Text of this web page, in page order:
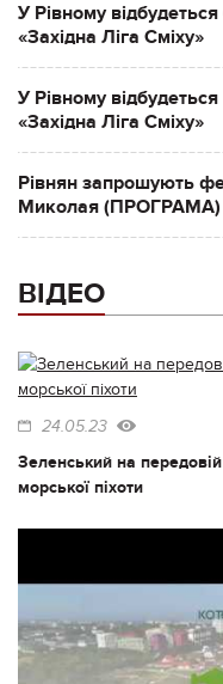
У Рівному
«Західна Ліга Сміху»
У Рівному
«Західна Ліга Сміху»
Рівнян запрошують
Миколая (ПРОГРАМА)
ВІДЕО
24.05.23
Зеленський на
морської піхоти